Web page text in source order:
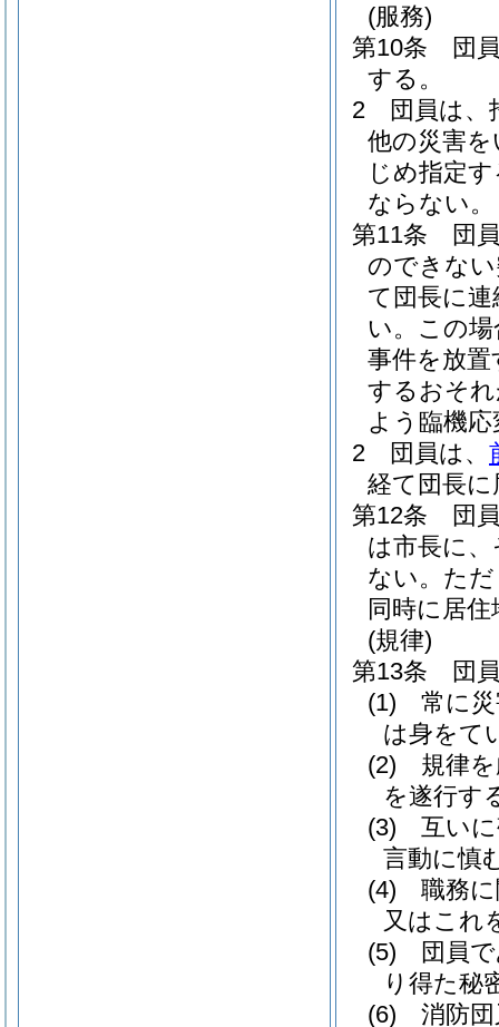
(服務)
第10条
団
する。
2
団員は
他の災害
じめ指定
ならない。
第11条
団
のできな
て団長に
い。 この
事件を放
するおそ
よう臨機
2
団員は、
経て団長
第12条
団
は市長に
ない。 た
同時に居
(規律)
第13条
団
(1)
常に
は身をて
(2)
規律
を遂行す
(3)
互い
言動に慎
(4)
職務
又はこれ
(5)
団員
り得た秘
(6)
消防